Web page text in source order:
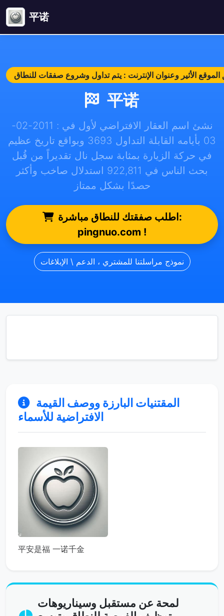
平诺
平诺
نشئ اسم العقار الافتراضي لأول في : 2011-02-
03 بأيامه القابلة التداول 3693 وبواقع تاريخ عظيم
في حركة الزيارة بمثابة سجل نال تقديراً من قُبل
بحث الناس في 922,811 استدلال صاخب وأكثر
حصدًا بشكل ممتاز
اطلب صفقتك للنطاق مباشرة:
pingnuo.com !
نموذج مراسلتنا للمشتري ، الدعم \ الإبلاغات
الافتراضية للأسماء
平安是福 一诺千金
لمحة عن مستقبل وسيناريوهات